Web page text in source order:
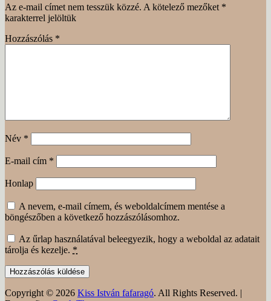
Az e-mail címet nem tesszük közzé. A kötelező mezőket *
karakterrel jelöltük
Hozzászólás *
Név *
E-mail cím *
Honlap
A nevem, e-mail címem, és weboldalcímem mentése a
böngészőben a következő hozzászólásomhoz.
Az űrlap használatával beleegyezik, hogy a weboldal az adatait
tárolja és kezelje. *
Copyright © 2026 Kiss István fafaragó. All Rights Reserved. |